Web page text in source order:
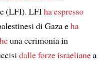
(LFI). LFIha espresso
di Gaza eha
una cerimonia in
dalle forze israelianea